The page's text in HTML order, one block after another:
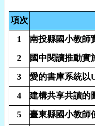
項次
1
南投縣國小教師
2
國中閱讀推動實
3
愛的書庫系統以
4
建構共享共讀的
5
臺東縣國小教師